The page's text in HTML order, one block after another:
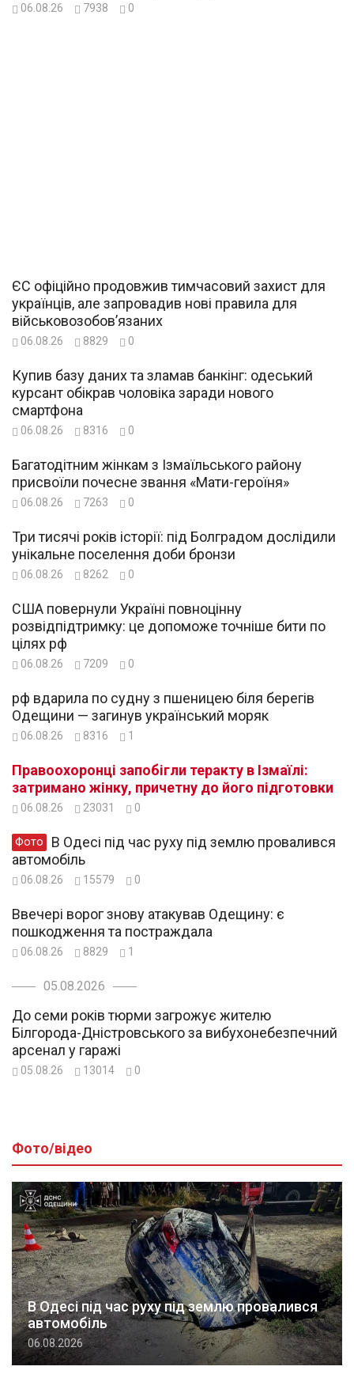
06.08.26 7938 0
ЄС офіційно продовжив тимчасовий захист для
українців, але запровадив нові правила для
військовозобов’язаних
06.08.26 8829 0
Купив базу даних та зламав банкінг: одеський
курсант обікрав чоловіка заради нового
смартфона
06.08.26 8316 0
Багатодітним жінкам з Ізмаїльського району
присвоїли почесне звання «Мати-героїня»
06.08.26 7263 0
Три тисячі років історії: під Болградом дослідили
унікальне поселення доби бронзи
06.08.26 8262 0
США повернули Україні повноцінну
розвідпідтримку: це допоможе точніше бити по
цілях рф
06.08.26 7209 0
рф вдарила по судну з пшеницею біля берегів
Одещини — загинув український моряк
06.08.26 8316 1
Правоохоронці запобігли теракту в Ізмаїлі:
затримано жінку, причетну до його підготовки
06.08.26 23031 0
Фото
автомобіль
06.08.26 15579 0
Ввечері ворог знову атакував Одещину: є
пошкодження та постраждала
06.08.26 8829 1
05.08.2026
До семи років тюрми загрожує жителю
Білгорода-Дністровського за вибухонебезпечний
арсенал у гаражі
05.08.26 13014 0
Фото/відео
В Одесі під час руху під землю провалився
автомобіль
06.08.2026